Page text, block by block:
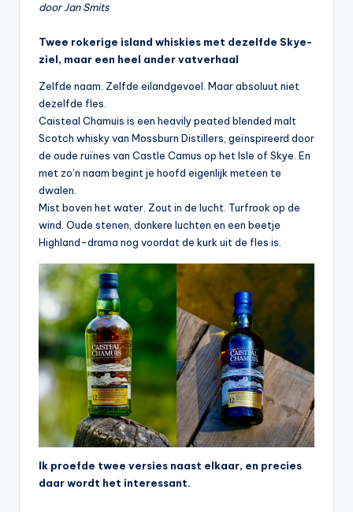
door Jan Smits
Twee rokerige island whiskies met dezelfde Skye-
ziel, maar een heel ander vatverhaal
Zelfde naam. Zelfde eilandgevoel. Maar absoluut niet
dezelfde fles.
Caisteal Chamuis is een heavily peated blended malt
Scotch whisky van Mossburn Distillers, geïnspireerd door
de oude ruïnes van Castle Camus op het Isle of Skye. En
met zo’n naam begint je hoofd eigenlijk meteen te
dwalen.
Mist boven het water. Zout in de lucht. Turfrook op de
wind. Oude stenen, donkere luchten en een beetje
Highland-drama nog voordat de kurk uit de fles is.
Ik proefde twee versies naast elkaar, en precies
daar wordt het interessant.